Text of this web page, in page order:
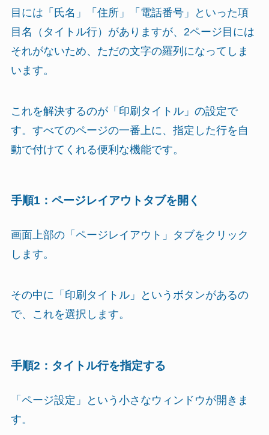
目には「氏名」「住所」「電話番号」といった項
目名（タイトル行）がありますが、2ページ目には
それがないため、ただの文字の羅列になってしま
います。
これを解決するのが「印刷タイトル」の設定で
す。すべてのページの一番上に、指定した行を自
動で付けてくれる便利な機能です。
手順1：ページレイアウトタブを開く
画面上部の「ページレイアウト」タブをクリック
します。
その中に「印刷タイトル」というボタンがあるの
で、これを選択します。
手順2：タイトル行を指定する
「ページ設定」という小さなウィンドウが開きま
す。